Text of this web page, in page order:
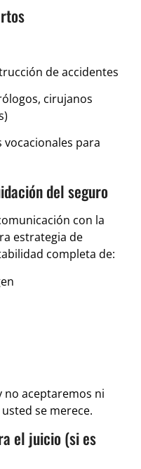
de accidentes
cirujanos
para
del seguro
con la
estrategia de
completa de:
no aceptaremos ni
se merece.
el juicio (si es